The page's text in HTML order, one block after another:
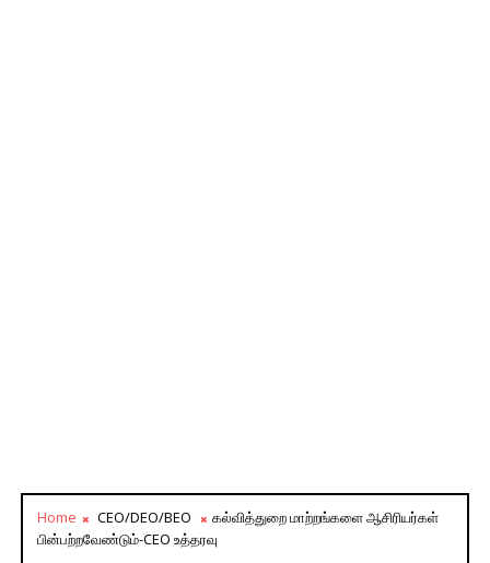
Home CEO/DEO/BEO
கல்வித்துறை மாற்றங்களை ஆசிரியர்கள்
பின்பற்றவேண்டும்-CEO உத்தரவு